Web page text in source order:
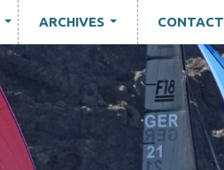
...
ARCHIVES CONTACT